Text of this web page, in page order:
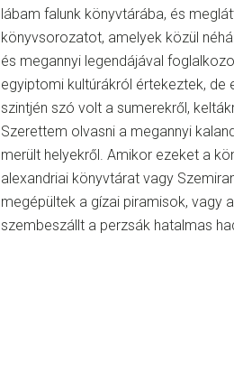
lábam falunk könyvtárába, és
könyvsorozatot, amelyek közül
és megannyi legendájával
egyiptomi kultúrákról értekeztek, de
szintjén szó volt a sumerekről,
Szerettem olvasni a megannyi
merült helyekről. Amikor ezeket a
alexandriai könyvtárat vagy
megépültek a gízai piramisok, vagy
szembeszállt a perzsák hatalmas